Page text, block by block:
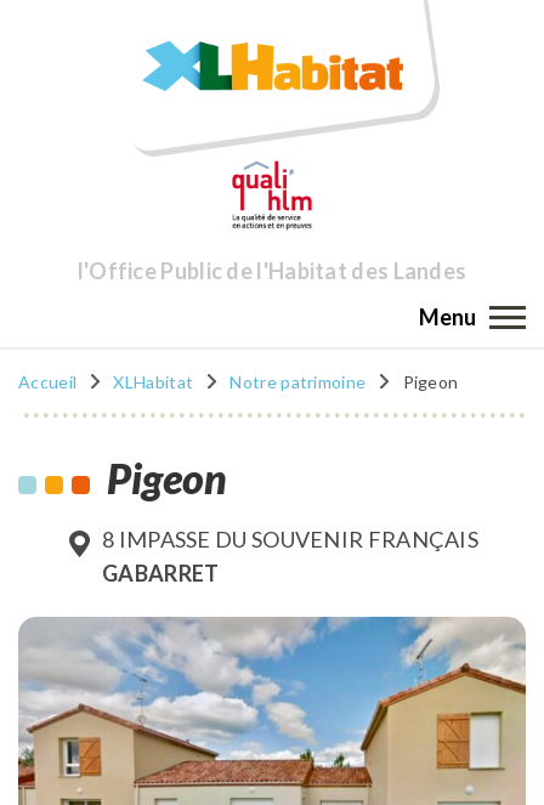
l'Office Public de l'Habitat des Landes
Menu
Accueil XLHabitat Notre patrimoine Pigeon
Pigeon
8 IMPASSE DU SOUVENIR FRANÇAIS
GABARRET